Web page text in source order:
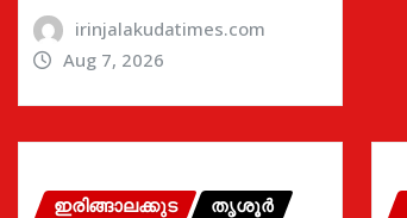
irinjalakudatimes.com
Aug 7, 2026
ഇരിങ്ങാലക്കുട
തൃശൂർ